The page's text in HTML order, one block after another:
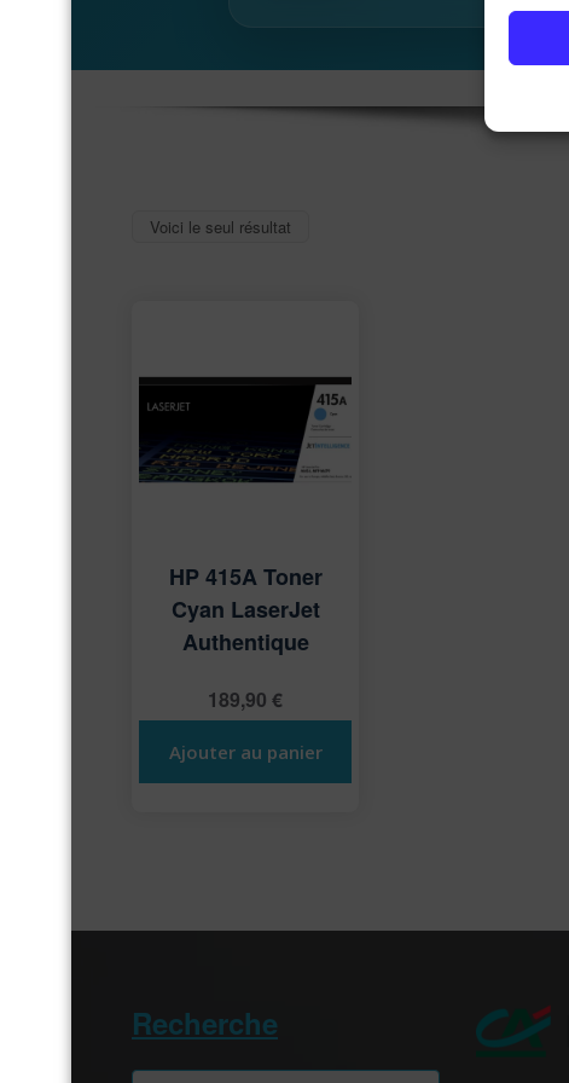
Voici le seul résultat
HP 415A Toner
Cyan LaserJet
Authentique
189,90€
Ajouter au panier
Recherche